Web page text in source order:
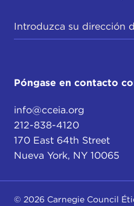
Póngase en contacto
info@cceia.org
212-838-4120
170 East 64th Street
Nueva York, NY 10065
© 2026 Carnegie Council